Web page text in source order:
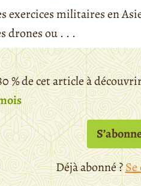
exercices militaires en
drones ou . . .
% de cet article à
Déjà abonné ?